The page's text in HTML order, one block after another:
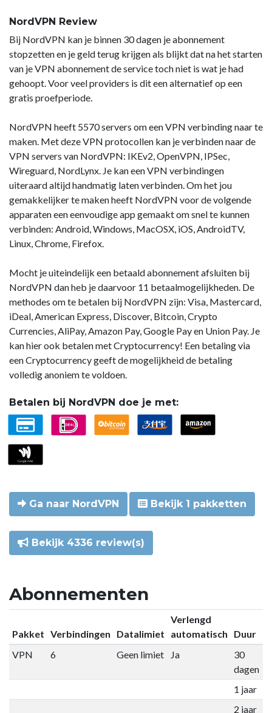
NordVPN Review
Bij NordVPN kan je binnen 30 dagen je abonnement
stopzetten en je geld terug krijgen als blijkt dat na het starten
van je VPN abonnement de service toch niet is wat je had
gehoopt. Voor veel providers is dit een alternatief op een
gratis proefperiode.
NordVPN heeft 5570 servers om een VPN verbinding naar te
maken. Met deze VPN protocollen kan je verbinden naar de
VPN servers van NordVPN: IKEv2, OpenVPN, IPSec,
Wireguard, NordLynx. Je kan een VPN verbindingen
uiteraard altijd handmatig laten verbinden. Om het jou
gemakkelijker te maken heeft NordVPN voor de volgende
apparaten een eenvoudige app gemaakt om snel te kunnen
verbinden: Android, Windows, MacOSX, iOS, AndroidTV,
Linux, Chrome, Firefox.
Mocht je uiteindelijk een betaald abonnement afsluiten bij
NordVPN dan heb je daarvoor 11 betaalmogelijkheden. De
methodes om te betalen bij NordVPN zijn: Visa, Mastercard,
iDeal, American Express, Discover, Bitcoin, Crypto
Currencies, AliPay, Amazon Pay, Google Pay en Union Pay. Je
kan hier ook betalen met Cryptocurrency! Een betaling via
een Cryptocurrency geeft de mogelijkheid de betaling
volledig anoniem te voldoen.
Betalen bij NordVPN doe je met:
Ga naar NordVPN Bekijk 1 pakketten
Bekijk 4336 review(s)
Abonnementen
Pakket Verbindingen Datalimiet
Verlengd
automatisch
Duur
VPN
6 Geen limiet Ja
30
dagen
1 jaar
2 jaar